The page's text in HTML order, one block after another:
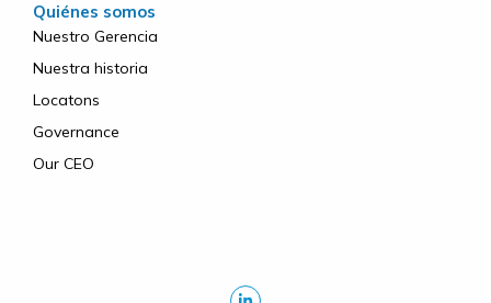
Quiénes somos
Nuestro Gerencia
Nuestra historia
Locatons
Governance
Our CEO